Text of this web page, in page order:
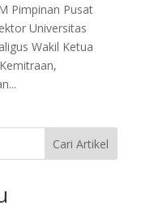
Pimpinan Pusat
Universitas
Wakil Ketua
Cari Artikel